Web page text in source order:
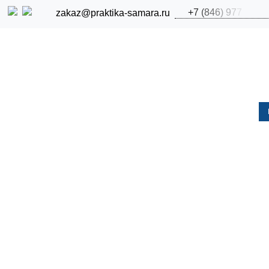
zakaz@praktika-samara.ru +7 (846) 977